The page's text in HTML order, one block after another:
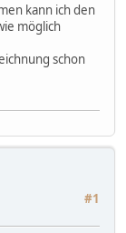
kann ich den
möglich
schon
#1